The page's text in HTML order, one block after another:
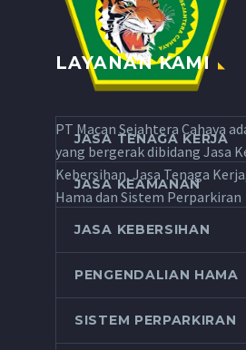
PT Macan Sejahtera Cahaya
yang bergerak dibidang Jasa
Kebersihan, Jasa Tenaga
Hama dan Sistem Perparkiran
LAYANAN KAMI
JASA TENAGA KERJA
JASA KEAMANAN
JASA KEBERSIHAN
PENGENDALIAN HAMA
SISTEM PERPARKIRAN